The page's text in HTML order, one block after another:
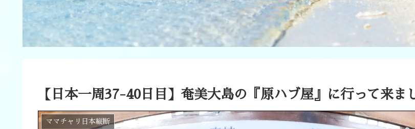
【日本一周37-40日目】奄美大島の『原ハブ屋』に行って来ま
ママチャリ日本縦断